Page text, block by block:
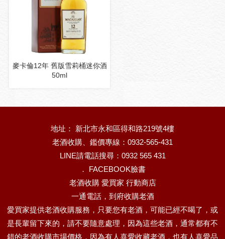
麥卡倫12年 舊版雪莉桶迷你酒
50ml
地址： 新北市永和區得和路219號4樓
老酒收購、鑑價專線：0932-565-431
LINE請電話搜尋：0932 565 431
． FACEBOOK臉書
老酒收購 愛買家 行動商店
一通電話，到府收購老酒
愛買家提供老酒收購服務，只要您有老酒，可能已經不喝了，或
是長輩留下來的，請不要隨意處理，因為這些老酒，通常都有不
錯的老酒收購市場價格，因為有人喜愛收藏老酒，也有人喜愛品